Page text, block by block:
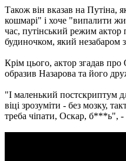
Також він вказав на Путіна,
кошмарі" і хоче "випалити
час, путінський режим актор
будиночком, який незабаром
Крім цього, актор згадав
образив Назарова та його
"І маленький постскриптум
віці зрозуміти - без мозку,
треба чіпати, Оскар, б***ь", -